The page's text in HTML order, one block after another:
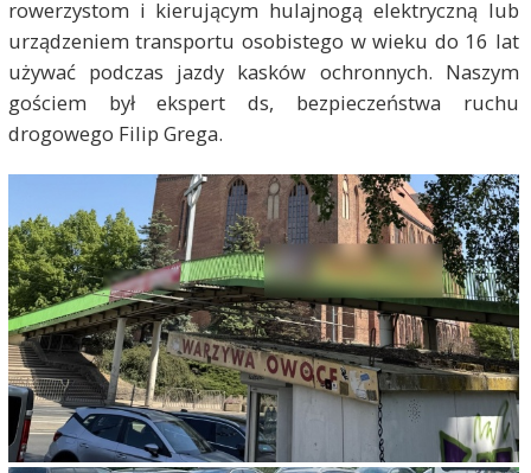
rowerzystom i kierującym hulajnogą elektryczną lub
urządzeniem transportu osobistego w wieku do 16 lat
używać podczas jazdy kasków ochronnych. Naszym
gościem był ekspert ds, bezpieczeństwa ruchu
drogowego Filip Grega.